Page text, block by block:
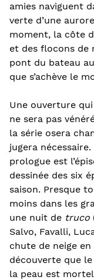
amies naviguent
verte d’une
moment, la côte
et des flocons de
pont du bateau
que s’achève le
Une ouverture
ne sera pas
la série osera
jugera
prologue est
dessinée des six
saison. Presque
moins dans les
une nuit de truco
Salvo, Favalli,
chute de neige
découverte que
la peau est